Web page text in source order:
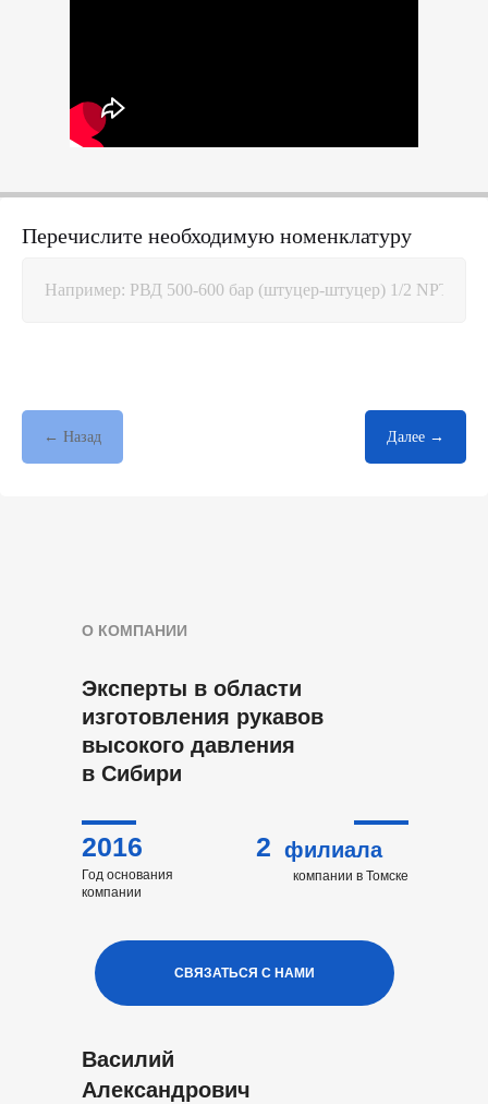
Перечислите необходимую номенклатуру
← Назад Далее →
Василий
Александрович
О КОМПАНИИ
компании в Томске
СВЯЗАТЬСЯ С НАМИ
Год основания
компании
2016
Эксперты в области
изготовления рукавов
высокого давления
в Сибири
2 филиала